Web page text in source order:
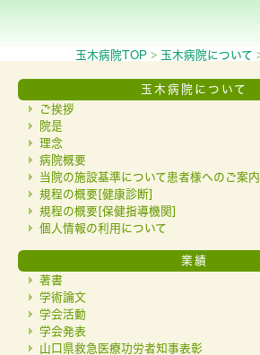
玉木病院TOP 玉木病院について
玉木病院について
ご挨拶
院是
理念
病院概要
当院の施設基準について患者様へのご案内
規程の概要[健康診断]
規程の概要[保健指導機関]
個人情報の利用について
業績
著書
学術論文
学会活動
学会発表
山口県救急医療功労者知事表彰